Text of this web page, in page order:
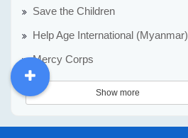
Save the Children
Help Age International (Myanmar)
Mercy Corps
Show more
DDM